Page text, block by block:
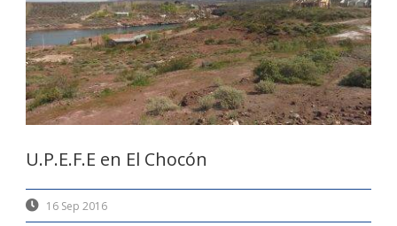
U.P.E.F.E en El Chocón
16 Sep 2016